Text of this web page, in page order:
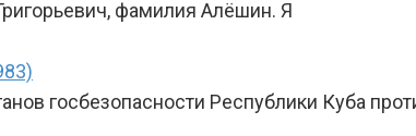
фамилия Алёшин. Я
госбезопасности Республики Куба